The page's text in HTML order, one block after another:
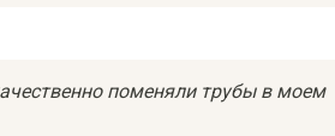
поменяли трубы в моем